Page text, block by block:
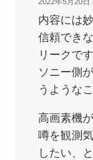
内容には
信頼でき
リークです
ソニー側
うような
高画素機
噂を観測
したい、